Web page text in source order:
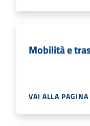
Mobilità e
VAI ALLA PAGINA